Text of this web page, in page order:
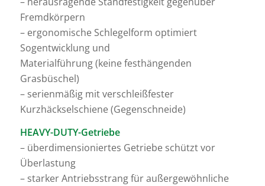
Fremdkörpern
– ergonomische Schlegelform optimiert
Sogentwicklung und
Materialführung (keine festhängenden
Grasbüschel)
– serienmäßig mit verschleißfester
Kurzhäckselschiene (Gegenschneide)
HEAVY-DUTY-Getriebe
– überdimensioniertes Getriebe schützt vor
Überlastung
– starker Antriebsstrang für außergewöhnliche